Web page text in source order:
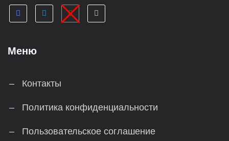
Меню
Контакты
Политика конфиденциальности
Пользовательское соглашение